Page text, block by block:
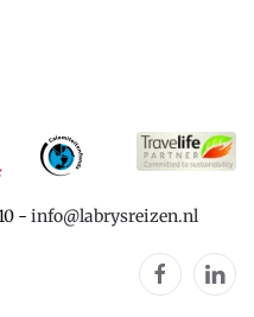
- info@labrysreizen.nl